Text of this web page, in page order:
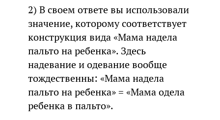
2) В своем ответе вы использовали
значение, которому соответствует
конструкция вида «Мама надела
пальто на ребенка». Здесь
надевание и одевание вообще
тождественны: «Мама надела
пальто на ребенка» = «Мама одела
ребенка в пальто».